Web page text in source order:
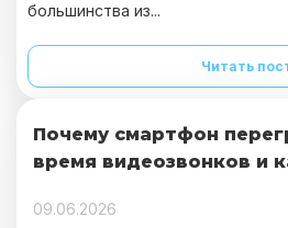
большинства из...
Читать
Почему смартфон
время видеозвонков и
09.06.2026